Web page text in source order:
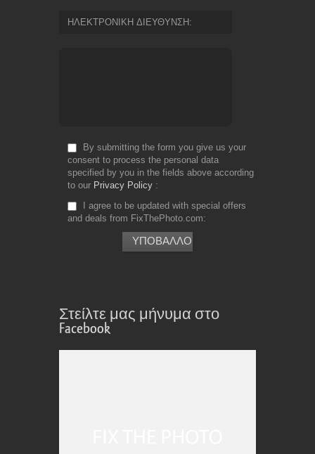
ΗΛΕΚΤΡΟΝΙΚΗ ΔΙΕΥΘΥΝΣΗ
By submitting the form you give us your
consent to process the personal data
specified by you in the fields above according
to our Privacy Policy
I agree to be updated with special offers
and deals from FixThePhoto.com
Στείλτε μας μήνυμα στο
Facebook